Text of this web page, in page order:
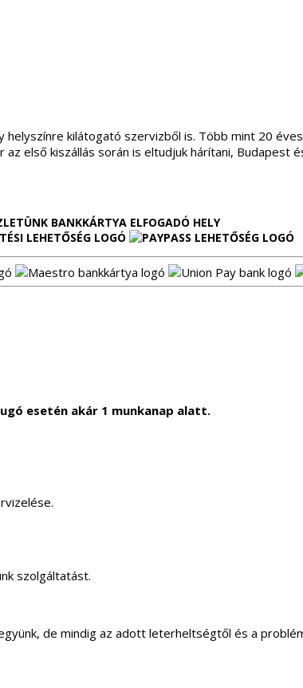
helyszínre kilátogató szervizből is. Több mint 20
első kiszállás során is eltudjuk hárítani, Budapest
BANKKÁRTYA ELFOGADÓ HELY
esetén akár 1 munkanap alatt.
szolgáltatást.
de mindig az adott leterheltségtől és a